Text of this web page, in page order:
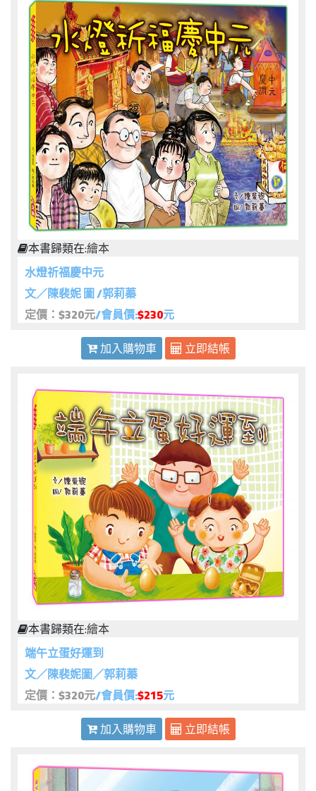
本書歸類在:繪本
水燈祈福慶中元
文／陳裴妮 圖 /郭莉蓁
定價：$320元/會員價:$230元
加入購物車
立即結帳
本書歸類在:繪本
端午立蛋好運到
文／陳裴妮圖／郭莉蓁
定價：$320元/會員價:$215元
加入購物車
立即結帳